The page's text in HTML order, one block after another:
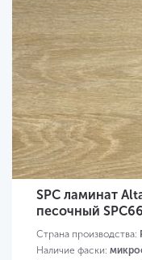
SPC ламинат
песочный
Страна производства:
Наличие фаски: